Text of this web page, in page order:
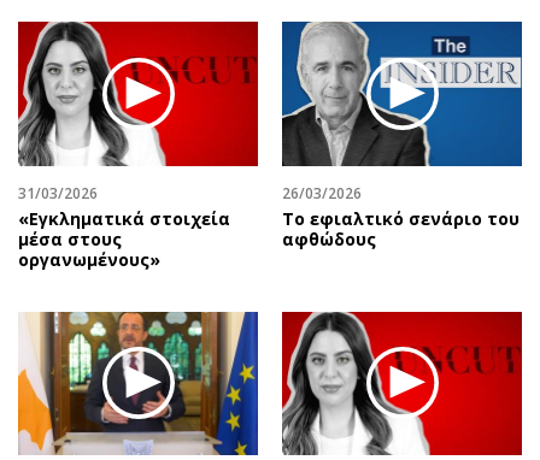
31/03/2026
«Εγκληματικά στοιχεία
μέσα στους
οργανωμένους»
26/03/2026
Το εφιαλτικό σενάριο του
αφθώδους